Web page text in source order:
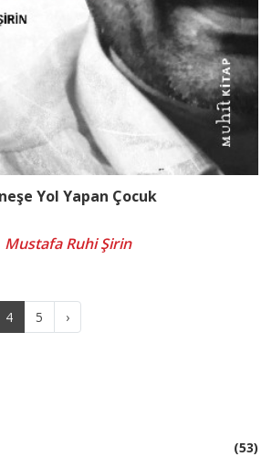
(53)
Yol Yapan Çocuk
Mustafa Ruhi Şirin
4 5 ›